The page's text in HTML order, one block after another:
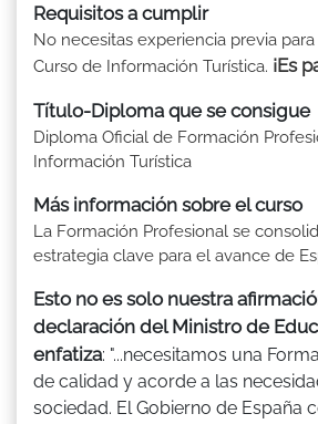
Requisitos a cumplir
No necesitas experiencia previa
Curso de Información Turística. ¡Es
Título-Diploma que se consigue
Diploma Oficial de Formación
Información Turística
Más información sobre el curso
La Formación Profesional se
estrategia clave para el avance de
Esto no es solo nuestra
declaración del Ministro de
enfatiza: "...necesitamos una
de calidad y acorde a las
sociedad. El Gobierno de España